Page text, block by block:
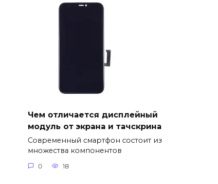
Чем отличается дисплейный
модуль от экрана и тачскрина
Современный смартфон состоит из
множества компонентов
0 18